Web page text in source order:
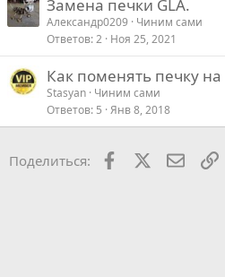
Замена печки GLA.
Александр0209
Чиним сами
Ответов 2 Ноя 25, 2021
Как поменять печку на
Stasyan Чиним сами
Ответов 5 Янв 8, 2018
Поделиться: Facebook Почта